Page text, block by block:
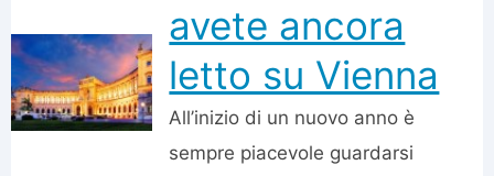
avete ancora
letto su Vienna
All’inizio di un nuovo anno è
sempre piacevole guardarsi